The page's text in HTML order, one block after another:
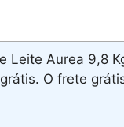
Leite Aurea 9,8
O frete